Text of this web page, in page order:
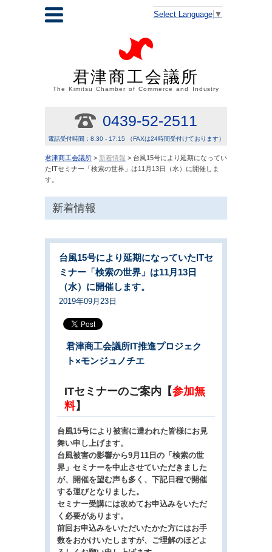
Select Language ▼
君津商工会議所
The Kimitsu Chamber of Commerce and Industry
0439-52-2511
電話受付時間：8:30 - 17:15 （FAXは24時間受付けております）
君津商工会議所 > 新着情報 > 台風15号により延期になってい
たITセミナー「検索の世界」は11月13日（水）に開催しま
す。
新着情報
台風15号により延期になっていたITセ
ミナー「検索の世界」は11月13日
（水）に開催します。
2019年09月23日
君津商工会議所IT推進プロジェク
ト×モンジュノチエ
ITセミナーのご案内【参加無
料】
台風15号により被害に遭われた皆様にお見
舞い申し上げます。
台風被害の影響から9月11日の「検索の世
界」セミナーを中止させていただきました
が、開催を望む声も多く、下記日程で開催
する運びとなりました。
セミナー受講には改めてお申込みをいただ
く必要があります。
前回お申込みをいただいたかた方にはお手
数をおかけいたしますが、ご理解のほどよ